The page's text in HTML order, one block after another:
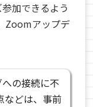
加できるよう
Zoomアップデ
の接続に不
などは、事前